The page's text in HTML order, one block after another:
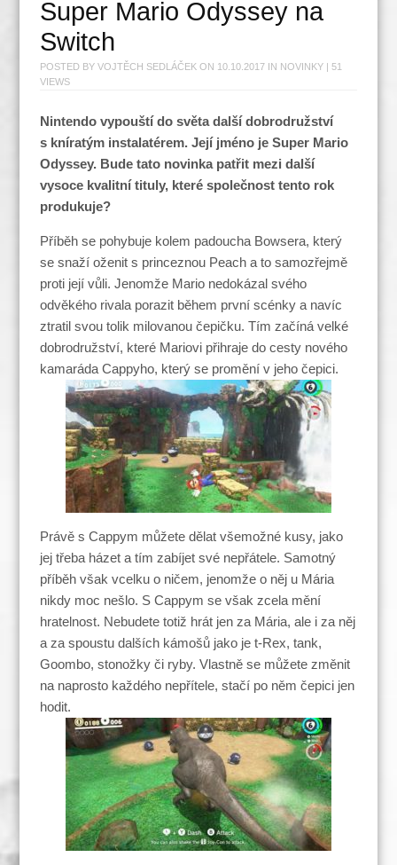
Super Mario Odyssey na
Switch
POSTED BY VOJTĚCH SEDLÁČEK ON 10.10.2017IN NOVINKY| 51
VIEWS
Nintendo vypouští do světa další dobrodružství
s kníratým instalatérem. Její jméno je Super Mario
Odyssey. Bude tato novinka patřit mezi další
vysoce kvalitní tituly, které společnost tento rok
produkuje?
Příběh se pohybuje kolem padoucha Bowsera, který
se snaží oženit s princeznou Peach a to samozřejmě
proti její vůli. Jenomže Mario nedokázal svého
odvěkého rivala porazit během první scénky a navíc
ztratil svou tolik milovanou čepičku. Tím začíná velké
dobrodružství, které Mariovi přihraje do cesty nového
kamaráda Cappyho, který se promění v jeho čepici.
Právě s Cappym můžete dělat všemožné kusy, jako
jej třeba házet a tím zabíjet své nepřátele. Samotný
příběh však vcelku o ničem, jenomže o něj u Mária
nikdy moc nešlo. S Cappym se však zcela mění
hratelnost. Nebudete totiž hrát jen za Mária, ale i za něj
a za spoustu dalších kámošů jako je t-Rex, tank,
Goombo, stonožky či ryby. Vlastně se můžete změnit
na naprosto každého nepřítele, stačí po něm čepici jen
hodit.